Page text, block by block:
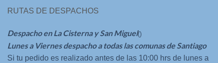
RUTAS DE DESPACHOS
Despacho en La Cisterna y San Miguel()
Lunes a Viernes despacho a todas las comunas de Santiago
Si tu pedido es realizado antes de las 10:00 hrs de lunes a